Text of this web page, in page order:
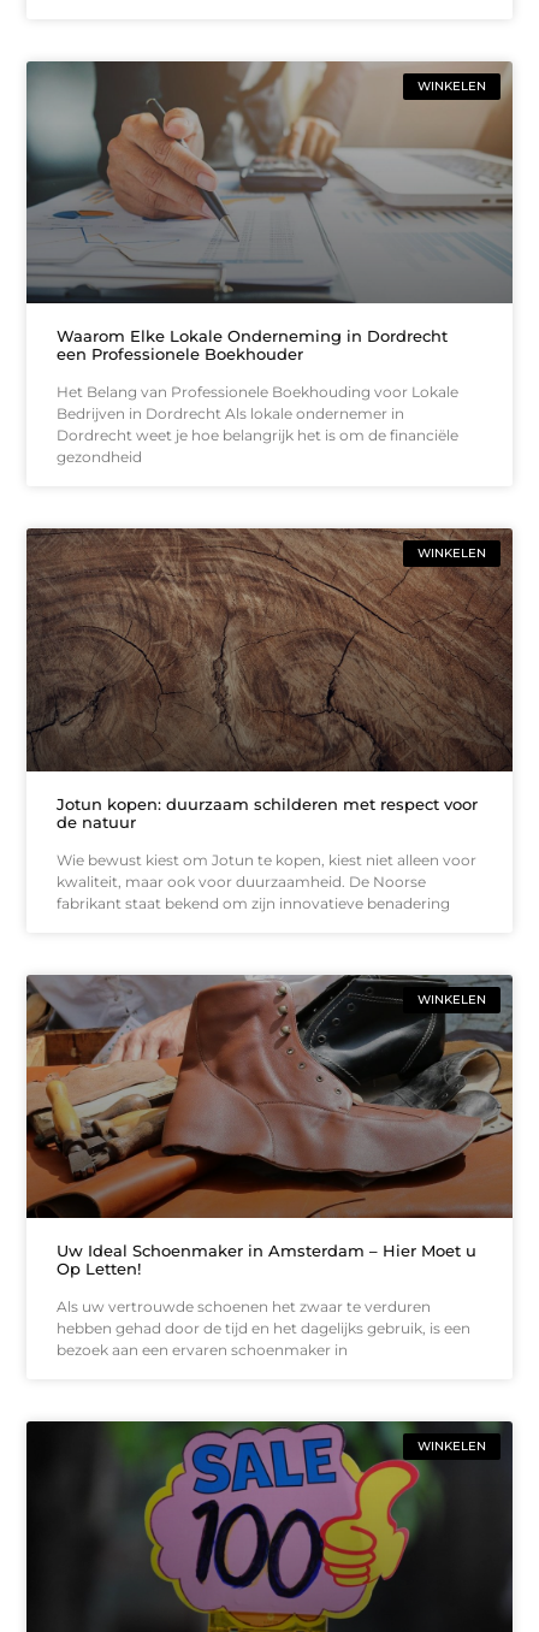
WINKELEN
Waarom Elke Lokale Onderneming in Dordrecht
een Professionele Boekhouder
Het Belang van Professionele Boekhouding voor Lokale
Bedrijven in Dordrecht Als lokale ondernemer in
Dordrecht weet je hoe belangrijk het is om de financiële
gezondheid
WINKELEN
Jotun kopen: duurzaam schilderen met respect voor
de natuur
Wie bewust kiest om Jotun te kopen, kiest niet alleen voor
kwaliteit, maar ook voor duurzaamheid. De Noorse
fabrikant staat bekend om zijn innovatieve benadering
WINKELEN
Uw Ideal Schoenmaker in Amsterdam – Hier Moet u
Op Letten!
Als uw vertrouwde schoenen het zwaar te verduren
hebben gehad door de tijd en het dagelijks gebruik, is een
bezoek aan een ervaren schoenmaker in
WINKELEN